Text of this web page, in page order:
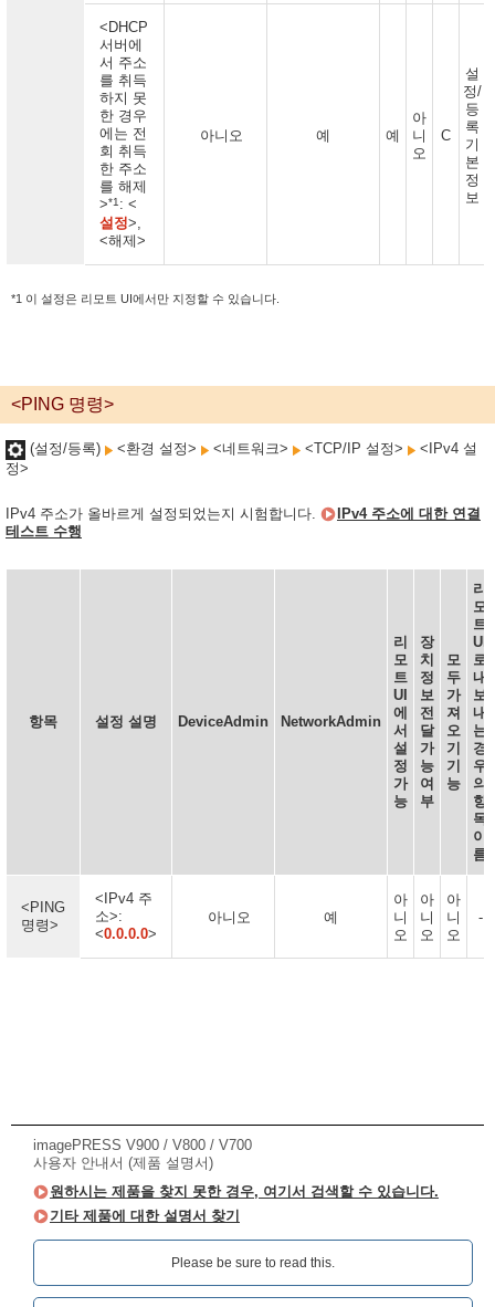
<DHCP
서버에
서 주소
를 취득
하지 못
한 경우
에는 전
회 취득
한 주소
를 해제
>*1 : <
설정>,
<해제>
아니오 예 예
아
니
오
C
설
정/
등
록
기
본
정
보
*1 이 설정은 리모트 UI에서만 지정할 수 있습니다.
<PING 명령>
(설정/등록) <환경 설정> <네트워크> <TCP/IP 설정>
<IPv4 설
정>
IPv4 주소가 올바르게 설정되었는지 시험합니다.
IPv4 주소에 대한 연결
테스트 수행
항목 설정 설명 DeviceAdmin NetworkAdmin
리
모
트
UI
에
서
설
정
가
능
장
치
정
보
전
달
가
능
여
부
모
두
가
져
오
기
기
능
리
모
트
UI
로
내
보
내
는
경
우
의
항
목
이
름
<PING
명령>
<IPv4 주
소>:
<0.0.0.0>
아니오 예
아
니
오
아
니
오
아
니
오
-
imagePRESS V900 / V800 / V700
사용자 안내서 (제품 설명서)
원하시는 제품을 찾지 못한 경우, 여기서 검색할 수 있습니다.
기타 제품에 대한 설명서 찾기
Please be sure to read this.‎